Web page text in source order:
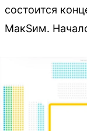
состоится
МакSим.